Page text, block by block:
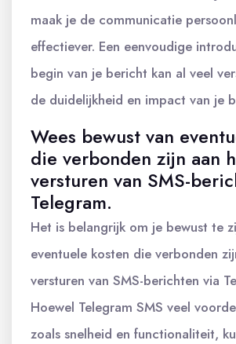
maak je de communicatie
effectiever. Een eenvoudige
begin van je bericht kan al veel
de duidelijkheid en impact van je
Wees bewust van
die verbonden zijn aan
versturen van SMS-
Telegram.
Het is belangrijk om je bewust te
eventuele kosten die verbonden
versturen van SMS-berichten via
Hoewel Telegram SMS veel
zoals snelheid en functionaliteit,